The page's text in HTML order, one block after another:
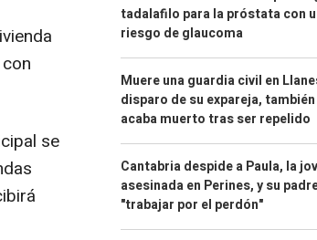
se
tadalafilo para la próstata con
riesgo de glaucoma
Muere una guardia civil en
disparo de su expareja,
acaba muerto tras ser repelido
Cantabria despide a Paula, la
asesinada en Perines, y su
"trabajar por el perdón"